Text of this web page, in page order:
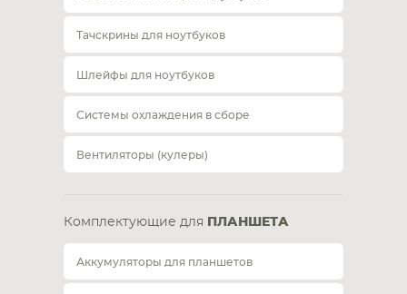
Тачскрины для ноутбуков
Шлейфы для ноутбуков
Системы охлаждения в сборе
Вентиляторы (кулеры)
Комплектующие для ПЛАНШЕТА
Аккумуляторы для планшетов